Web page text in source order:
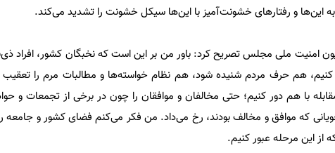
این‌ها و رفتارهای خشونت‌آمیز با این‌ها سیکل خشونت را تشدید می‌کند.
امنیت ملی مجلس تصریح کرد: باور من بر این است که نخبگان کشور، افراد
کنیم، هم حرف مردم شنیده شود، هم نظام خواسته‌ها و مطالبات مرم را
با هم دور کنیم؛ حتی مخالفان و موافقان را چون در برخی از تجمعات و
که موافق و مخالف بودند، رخ می‌داد. من فکر می‌کنم فضای کشور و
از این مرحله عبور کنیم.